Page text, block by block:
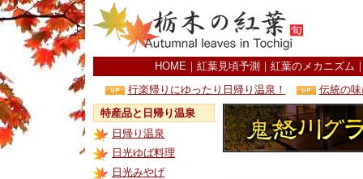
HOME ｜ 紅葉見頃予測 ｜ 紅葉のメカニズム
行楽帰りにゆったり日帰り温泉！
伝統の
特産品と日帰り温泉
日帰り温泉
日光ゆば料理
日光みやげ